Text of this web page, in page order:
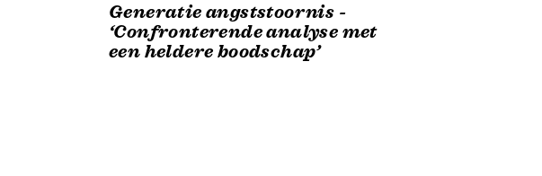
Generatie angststoornis -
‘Confronterende analyse met
een heldere boodschap’